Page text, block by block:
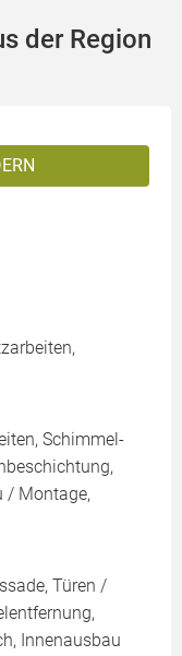
der Region
Schimmel-
/ Montage,
Türen /
Innenausbau